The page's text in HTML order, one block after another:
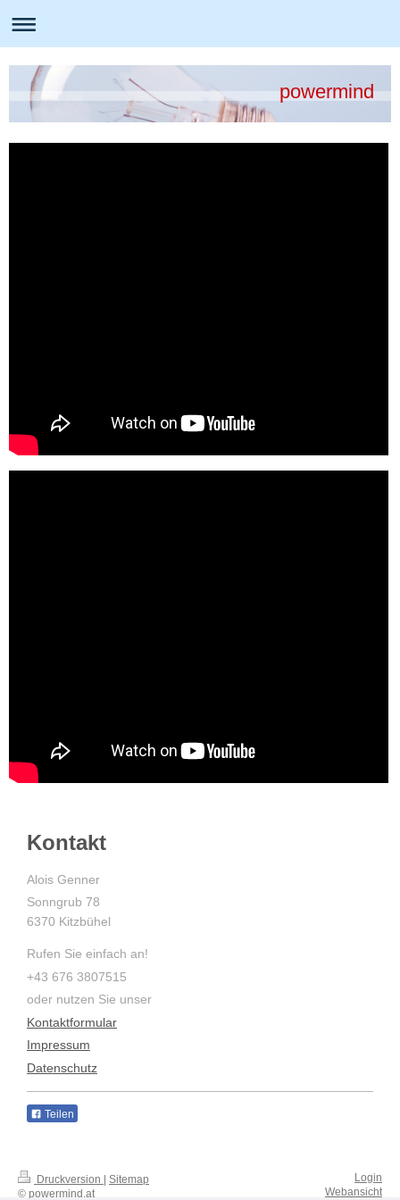
powermind
Kontakt
Alois Genner
Sonngrub 78
6370 Kitzbühel
Rufen Sie einfach an!
+43 676 3807515
oder nutzen Sie unser
Kontaktformular
Impressum
Datenschutz
Teilen
Druckversion
Sitemap
© powermind.at
Login
Webansicht